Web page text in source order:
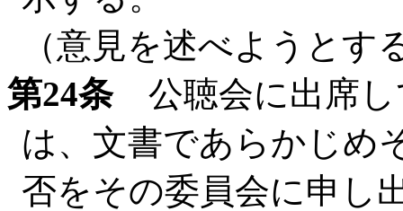
（意見を述べようとす
第24条公聴会に出席し
は、文書であらかじめ
否をその委員会に申し